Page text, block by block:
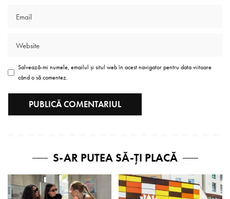
Salvează-mi numele, emailul și situl web în acest navigator pentru data viitoare
când o să comentez.
S-AR PUTEA SĂ-ȚI PLACĂ